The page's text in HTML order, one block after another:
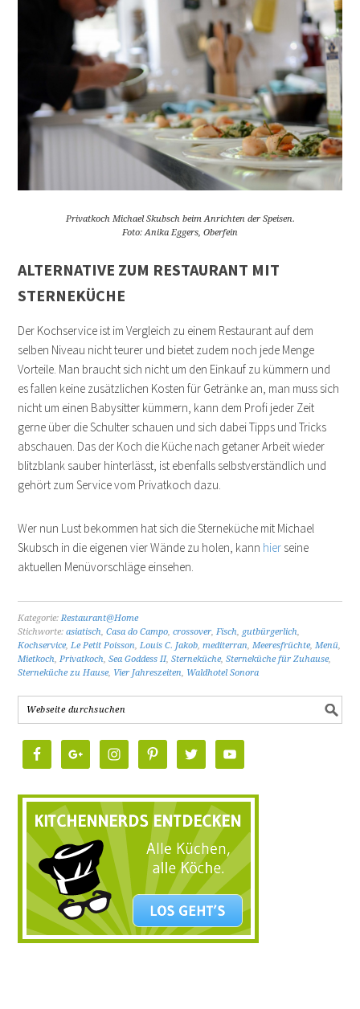
Privatkoch Michael Skubsch beim Anrichten der Speisen.
Foto: Anika Eggers, Oberfein
ALTERNATIVE ZUM RESTAURANT MIT
STERNEKÜCHE
Der Kochservice ist im Vergleich zu einem Restaurant auf dem
selben Niveau nicht teurer und bietet zudem noch jede Menge
Vorteile. Man braucht sich nicht um den Einkauf zu kümmern und
es fallen keine zusätzlichen Kosten für Getränke an, man muss sich
nicht um einen Babysitter kümmern, kann dem Profi jeder Zeit
gerne über die Schulter schauen und sich dabei Tipps und Tricks
abschauen. Das der Koch die Küche nach getaner Arbeit wieder
blitzblank sauber hinterlässt, ist ebenfalls selbstverständlich und
gehört zum Service vom Privatkoch dazu.
Wer nun Lust bekommen hat sich die Sterneküche mit Michael
Skubsch in die eigenen vier Wände zu holen, kann hier seine
aktuellen Menüvorschläge einsehen.
Kategorie:Restaurant@Home
Stichworte:asiatisch,Casa do Campo,crossover,Fisch, gutbürgerlich,
Kochservice,Le Petit Poisson,Louis C. Jakob,mediterran,Meeresfrüchte,Menü,
Mietkoch,Privatkoch,Sea Goddess II,Sterneküche,Sterneküche für Zuhause,
Sterneküche zu Hause, Vier Jahreszeiten, Waldhotel Sonora